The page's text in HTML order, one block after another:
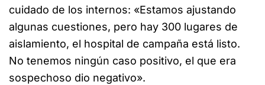
cuidado de los internos: «Estamos ajustando
algunas cuestiones, pero hay 300 lugares de
aislamiento, el hospital de campaña está listo.
No tenemos ningún caso positivo, el que era
sospechoso dio negativo».